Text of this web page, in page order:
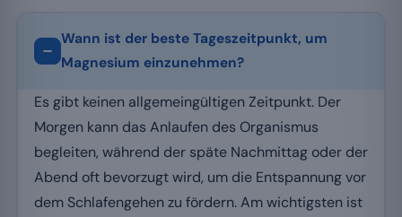
Wann ist der beste Tageszeitpunkt, um
Magnesium einzunehmen?
Es gibt keinen allgemeingültigen Zeitpunkt. Der
Morgen kann das Anlaufen des Organismus
begleiten, während der späte Nachmittag oder der
Abend oft bevorzugt wird, um die Entspannung vor
dem Schlafengehen zu fördern. Am wichtigsten ist